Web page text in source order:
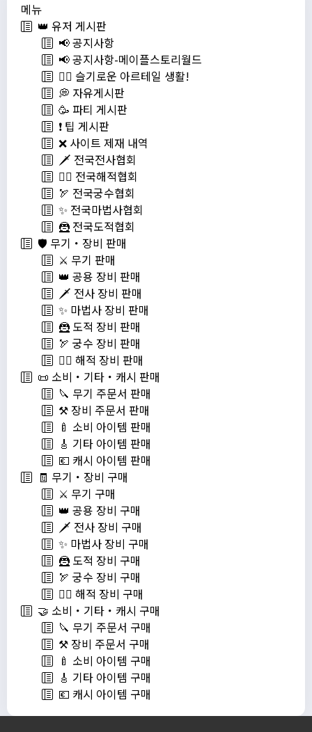
메뉴
👑 유저 게시판
📢 공지사항
📢 공지사항-메이플스토리월드
💁‍♂ 슬기로운 아르테일 생활!
💭 자유게시판
🥳 파티 게시판
❗️ 팁 게시판
❌ 사이트 제재 내역
🗡️ 전국전사협회
🏴‍☠️ 전국해적협회
🏹 전국궁수협회
✨ 전국마법사협회
🦹 전국도적협회
🛡️ 무기・장비 판매
⚔️ 무기 판매
👑 공용 장비 판매
🗡️ 전사 장비 판매
✨ 마법사 장비 판매
🦹 도적 장비 판매
🏹 궁수 장비 판매
🏴‍☠️ 해적 장비 판매
📜 소비・기타・캐시 판매
🔪 무기 주문서 판매
⚒️ 장비 주문서 판매
🍼 소비 아이템 판매
🎸 기타 아이템 판매
💶 캐시 아이템 판매
🧾 무기・장비 구매
⚔️ 무기 구매
👑 공용 장비 구매
🗡️ 전사 장비 구매
✨ 마법사 장비 구매
🦹 도적 장비 구매
🏹 궁수 장비 구매
🏴‍☠️ 해적 장비 구매
🤝 소비・기타・캐시 구매
🔪 무기 주문서 구매
⚒️ 장비 주문서 구매
🍼 소비 아이템 구매
🎸 기타 아이템 구매
💶 캐시 아이템 구매